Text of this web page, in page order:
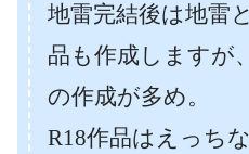
地雷完結後は地雷
品も作成しますが
の作成が多め。
R18作品はえっち